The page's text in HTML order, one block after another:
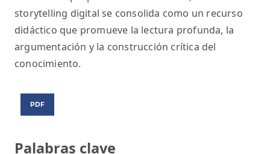
Palabras clave
storytelling digital se consolida como un recurso
didáctico que promueve la lectura profunda, la
argumentación y la construcción crítica del
conocimiento.
PDF